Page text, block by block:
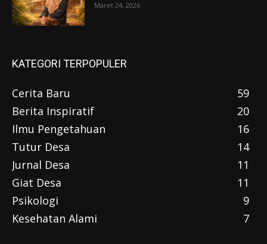
Maret 24, 2026
KATEGORI TERPOPULER
Cerita Baru
59
Berita Inspiratif
20
Ilmu Pengetahuan
16
Tutur Desa
14
Jurnal Desa
11
Giat Desa
11
Psikologi
9
Kesehatan Alami
7